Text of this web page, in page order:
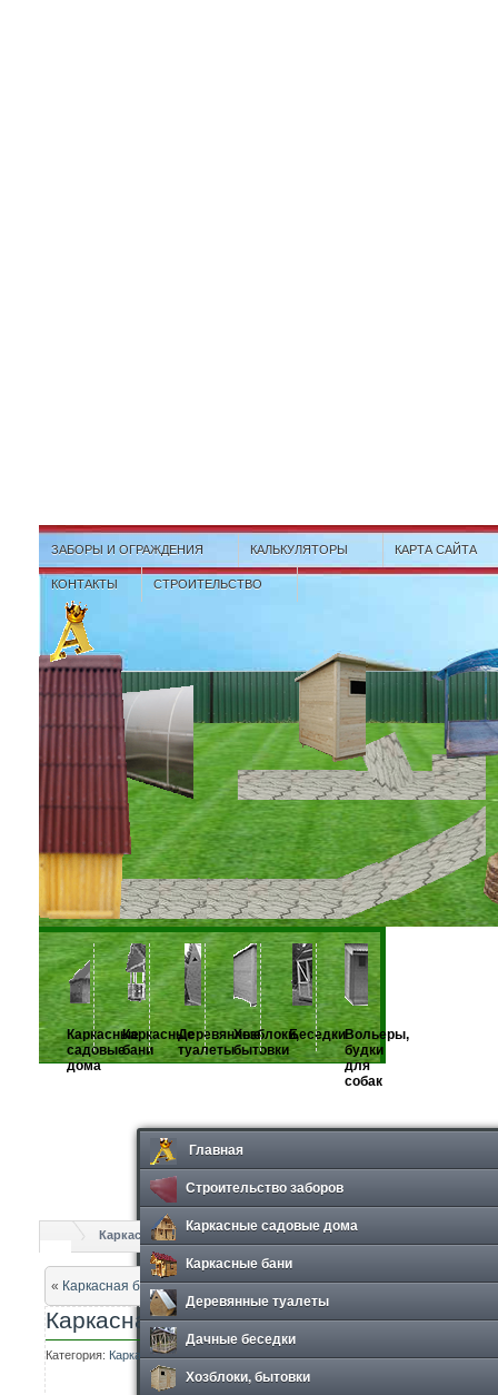
ЗАБОРЫ И ОГРАЖДЕНИЯ КАЛЬКУЛЯТОРЫ КАРТА САЙТА
КОНТАКТЫ СТРОИТЕЛЬСТВО
Каркасные
садовые
дома
Каркасные
бани
Деревянные
туалеты
Хозблоки,
бытовки
БеседкиВольеры,
будки
для
собак
Главная
Строительство заборов
Каркасные садовые дома
Каркасные бани
Деревянные туалеты
Дачные беседки
Хозблоки, бытовки
Каркасные бани Каркасная баня КБ-2
« Каркасная баня КБ-1
Каркасная баня КБ-2
Категория: Каркасные бани Просмотров: 726